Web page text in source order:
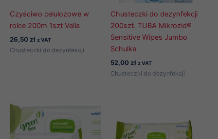
Czyściwo celulozowe w
rolce 200m 1szt Vella
26,50 zł z VAT
Chusteczki do dezynfekcji
Chusteczki do dezynfekcji
200szt. TUBA Mikrozid®
Sensitive Wipes Jumbo
Schulke
52,00 zł z VAT
Chusteczki do dezynfekcji